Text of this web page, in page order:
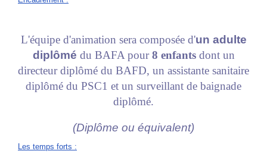
L'équipe d'animation sera composée d'un adulte
diplômé du BAFA pour 8 enfantsdont un
directeur diplômé du BAFD, un assistante sanitaire
diplômé du PSC1 et un surveillant de baignade
diplômé.
(Diplôme ou équivalent)
Les temps forts :